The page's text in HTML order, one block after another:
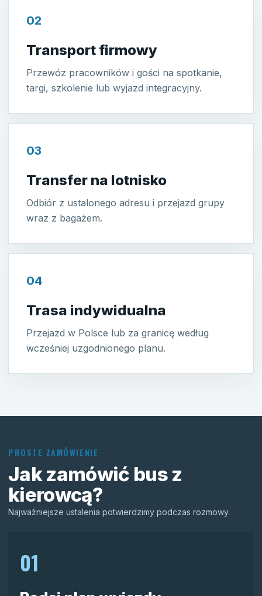
02
Transport firmowy
Przewóz pracowników i gości na spotkanie,
targi, szkolenie lub wyjazd integracyjny.
03
Transfer na lotnisko
Odbiór z ustalonego adresu i przejazd grupy
wraz z bagażem.
04
Trasa indywidualna
Przejazd w Polsce lub za granicę według
wcześniej uzgodnionego planu.
PROSTE ZAMÓWIENIE
Jak zamówić bus z
kierowcą?
Najważniejsze ustalenia potwierdzimy podczas rozmowy.
01